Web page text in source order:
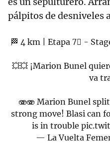
pálpitos de desniveles
🏁 4 km | Etapa 7⃣ -
💥💥 ¡Marion Bunel
va
🫨🫨 Marion Bunel
strong move! Blasi can
is in trouble
— La Vuelta